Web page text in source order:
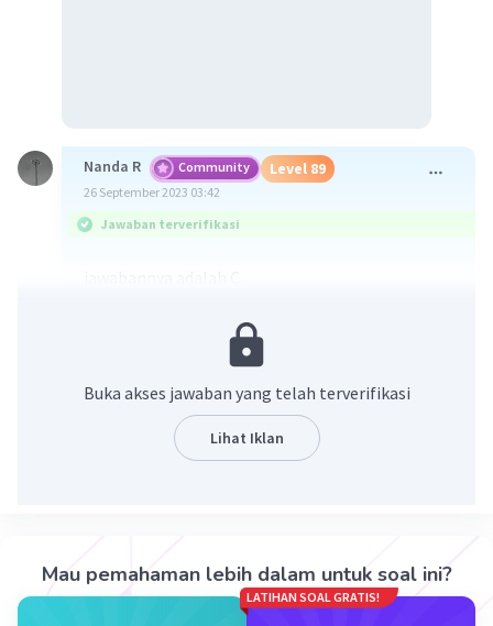
Nanda R Community Level 89
26 September 2023 03:42
Jawaban terverifikasi
Buka akses jawaban yang telah terverifikasi
Lihat Iklan
Mau pemahaman lebih dalam untuk soal ini?
LATIHAN SOAL GRATIS!